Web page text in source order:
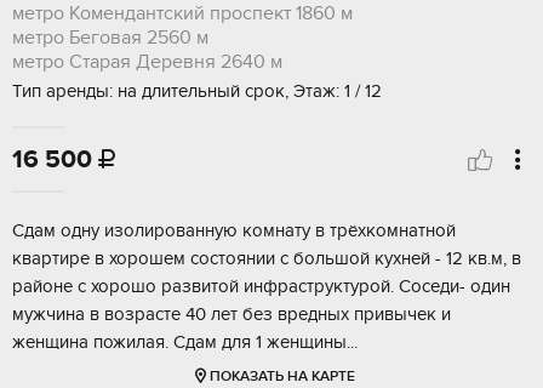
метро Комендантский проспект 1860 м
метро Беговая 2560 м
метро Старая Деревня 2640 м
Тип аренды: на длительный срок, Этаж: 1 / 12
16 500 
Сдам одну изолированную комнату в трёхкомнатной
квартире в хорошем состоянии с большой кухней - 12 кв.м, в
районе с хорошо развитой инфраструктурой. Соседи- один
мужчина в возрасте 40 лет без вредных привычек и
женщина пожилая. Сдам для 1 женщины...
ПОКАЗАТЬ НА КАРТЕ